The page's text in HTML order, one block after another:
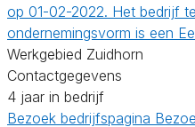
op 01-02-2022. Het bedrijf
ondernemingsvorm is een
Werkgebied Zuidhorn
Contactgegevens
4 jaar in bedrijf
Bezoek bedrijfspagina